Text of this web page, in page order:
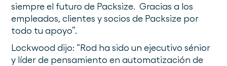
siempre el futuro de Packsize. Gracias a los
empleados, clientes y socios de Packsize por
todo tu apoyo”.
Lockwood dijo: “Rod ha sido un ejecutivo sénior
y líder de pensamiento en automatización de